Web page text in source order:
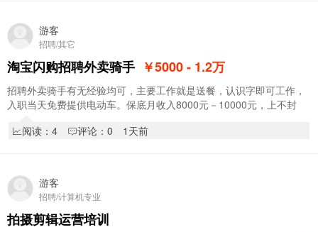
游客
招聘/其它
淘宝闪购招聘外卖骑手 ￥5000 - 1.2万
招聘外卖骑手有无经验均可，主要工作就是送餐，认识字即可工作，
入职当天免费提供电动车。保底月收入8000元－10000元，上不封
阅读：4
评论：0 1天前
游客
招聘/计算机专业
拍摄剪辑运营培训